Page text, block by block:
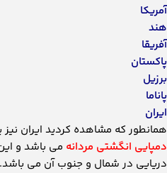
آمریکا
هند
آفریقا
پاکستان
برزیل
پاناما
ایران
همانطور که مشاهده کردید ایران
دمپایی انگشتی مردانه می باشد و
دریایی در شمال و جنوب آن می باشد.